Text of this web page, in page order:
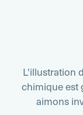
L'illustration
chimique est
aimons